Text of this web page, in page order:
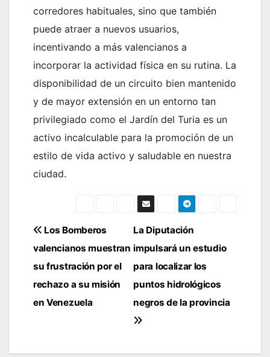
corredores habituales, sino que también
puede atraer a nuevos usuarios,
incentivando a más valencianos a
incorporar la actividad física en su rutina. La
disponibilidad de un circuito bien mantenido
y de mayor extensión en un entorno tan
privilegiado como el Jardín del Turia es un
activo incalculable para la promoción de un
estilo de vida activo y saludable en nuestra
ciudad.
Navegación
de
entradas
La Diputación
impulsará un estudio
para localizar los
puntos hidrológicos
negros de la provincia
Los Bomberos
valencianos muestran
su frustración por el
rechazo a su misión
en Venezuela